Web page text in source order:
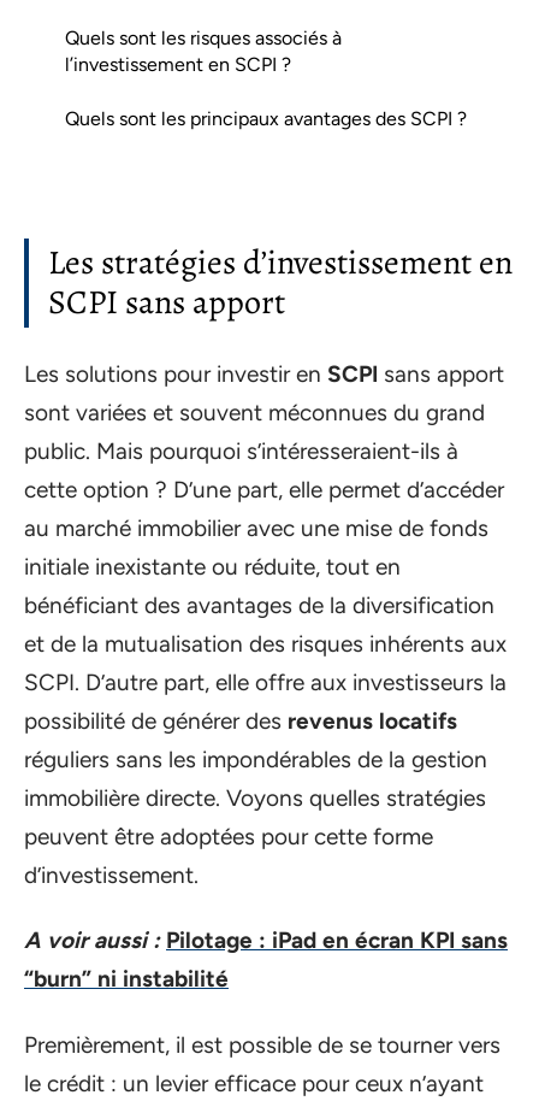
Quels sont les risques associés à
l’investissement en SCPI ?
Quels sont les principaux avantages des SCPI ?
Les stratégies d’investissement en
SCPI sans apport
Les solutions pour investir en SCPI sans apport
sont variées et souvent méconnues du grand
public. Mais pourquoi s’intéresseraient-ils à
cette option ? D’une part, elle permet d’accéder
au marché immobilier avec une mise de fonds
initiale inexistante ou réduite, tout en
bénéficiant des avantages de la diversification
et de la mutualisation des risques inhérents aux
SCPI. D’autre part, elle offre aux investisseurs la
possibilité de générer des revenus locatifs
réguliers sans les impondérables de la gestion
immobilière directe. Voyons quelles stratégies
peuvent être adoptées pour cette forme
d’investissement.
A voir aussi : Pilotage : iPad en écran KPI sans
“burn” ni instabilité
Premièrement, il est possible de se tourner vers
le crédit : un levier efficace pour ceux n’ayant